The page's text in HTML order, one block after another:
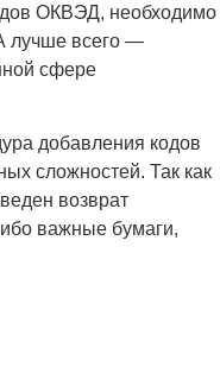
ОКВЭД, необходимо
лучше всего —
сфере
добавления кодов
сложностей. Так как
возврат
важные бумаги,